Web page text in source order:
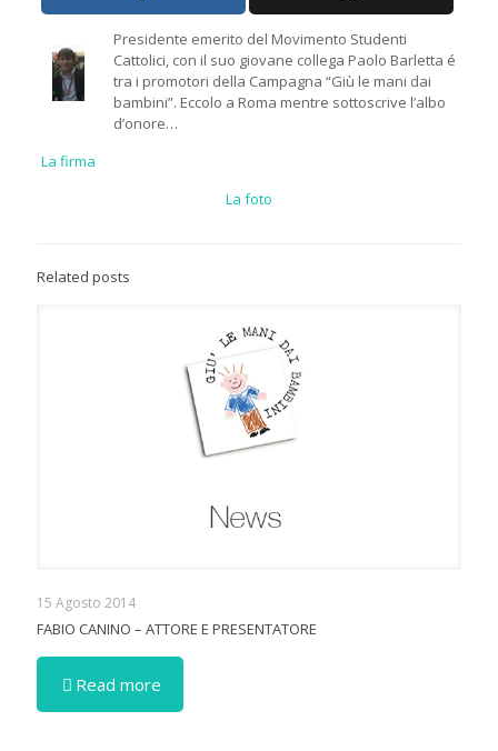
Presidente emerito del Movimento Studenti
Cattolici, con il suo giovane collega Paolo Barletta é
tra i promotori della Campagna “Giù le mani dai
bambini”. Eccolo a Roma mentre sottoscrive l’albo
d’onore…
La firma
La foto
Related posts
15 Agosto 2014
FABIO CANINO – ATTORE E PRESENTATORE
Read more